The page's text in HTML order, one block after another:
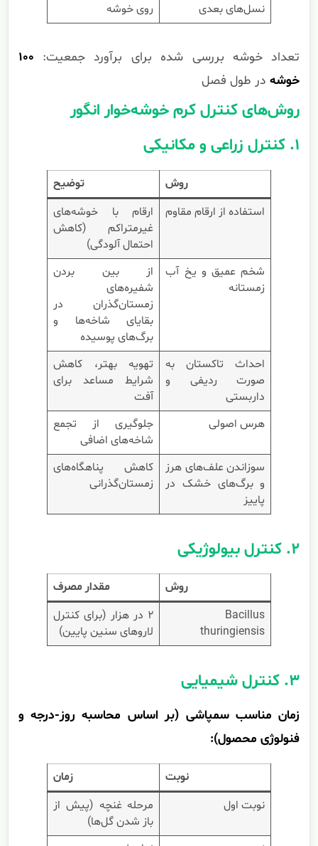
نسل‌های بعدی
روی خوشه
تعداد خوشه بررسی شده برای برآورد جمعیت: ۱۰۰
خوشهدر طول فصل
روش‌های کنترل کرم خوشه‌خوار انگور
۱. کنترل زراعی و مکانیکی
روش
توضیح
استفاده از ارقام مقاوم
ارقام با خوشه‌های
غیرمتراکم (کاهش
احتمال آلودگی)
شخم عمیق و یخ آب
زمستانه
از بین بردن
شفیره‌های
زمستان‌گذران در
بقایای شاخه‌ها و
برگ‌های پوسیده
احداث تاکستان به
صورت ردیفی و
داربستی
تهویه بهتر، کاهش
شرایط مساعد برای
آفت
هرس اصولی
جلوگیری از تجمع
شاخه‌های اضافی
سوزاندن علف‌های هرز
و برگ‌های خشک در
پاییز
کاهش پناهگاه‌های
زمستان‌گذرانی
۲. کنترل بیولوژیکی
روش
مقدار مصرف
Bacillus
thuringiensis
۲ در هزار (برای کنترل
لاروهای سنین پایین)
۳. کنترل شیمیایی
زمان مناسب سمپاشی (بر اساس محاسبه روز-درجه و
فنولوژی محصول):
نوبت
زمان
نوبت اول
مرحله غنچه (پیش از
باز شدن گل‌ها)